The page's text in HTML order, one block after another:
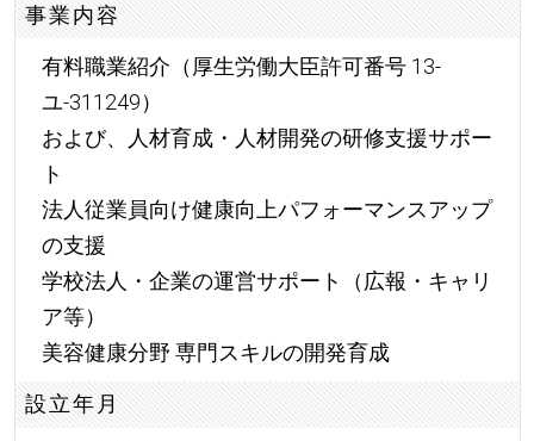
事業内容
有料職業紹介（厚生労働大臣許可番号 13-
ユ-311249）
および、人材育成・人材開発の研修支援サポー
ト
法人従業員向け健康向上パフォーマンスアップ
の支援
学校法人・企業の運営サポート（広報・キャリ
ア等）
美容健康分野 専門スキルの開発育成
設立年月